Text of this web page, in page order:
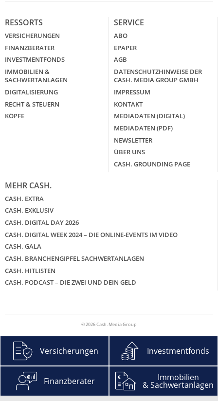
RESSORTS
VERSICHERUNGEN
FINANZBERATER
INVESTMENTFONDS
IMMOBILIEN &
SACHWERTANLAGEN
DIGITALISIERUNG
RECHT & STEUERN
KÖPFE
SERVICE
ABO
EPAPER
AGB
DATENSCHUTZHINWEISE DER
CASH. MEDIA GROUP GMBH
IMPRESSUM
KONTAKT
MEDIADATEN (DIGITAL)
MEDIADATEN (PDF)
NEWSLETTER
ÜBER UNS
CASH. GROUNDING PAGE
MEHR CASH.
CASH. EXTRA
CASH. EXKLUSIV
CASH. DIGITAL DAY 2026
CASH. DIGITAL WEEK 2024 – DIE ONLINE-EVENTS IM VIDEO
CASH. GALA
CASH. BRANCHENGIPFEL SACHWERTANLAGEN
CASH. HITLISTEN
CASH. PODCAST – DIE ZWEI UND DEIN GELD
© 2026 Cash. Media Group
Versicherungen Investmentfonds
Finanzberater Immobilien
& Sachwertanlagen